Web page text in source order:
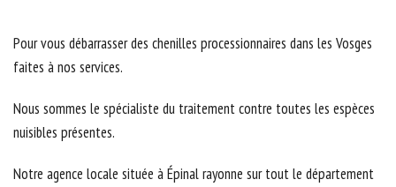
Pour vous débarrasser des chenilles processionnaires dans les Vosges
faites à nos services.
Nous sommes le spécialiste du traitement contre toutes les espèces
nuisibles présentes.
Notre agence locale située à Épinal rayonne sur tout le département